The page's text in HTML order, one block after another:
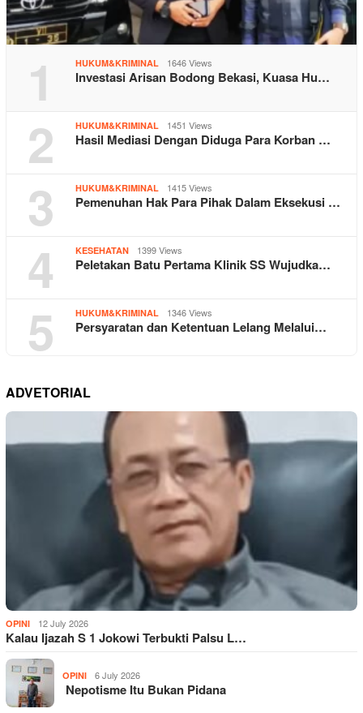
1 HUKUM&KRIMINAL 1646 Views
Investasi Arisan Bodong Bekasi, Kuasa Hu…
2 HUKUM&KRIMINAL 1451 Views
Hasil Mediasi Dengan Diduga Para Korban …
3 HUKUM&KRIMINAL 1415 Views
Pemenuhan Hak Para Pihak Dalam Eksekusi …
4 KESEHATAN 1399 Views
Peletakan Batu Pertama Klinik SS Wujudka…
5 HUKUM&KRIMINAL 1346 Views
Persyaratan dan Ketentuan Lelang Melalui…
ADVETORIAL
OPINI 12 July 2026
Kalau Ijazah S 1 Jokowi Terbukti Palsu L…
OPINI 6 July 2026
Nepotisme Itu Bukan Pidana